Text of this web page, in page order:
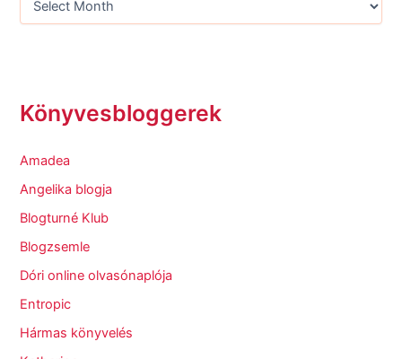
Könyvesbloggerek
Amadea
Angelika blogja
Blogturné Klub
Blogzsemle
Dóri online olvasónaplója
Entropic
Hármas könyvelés